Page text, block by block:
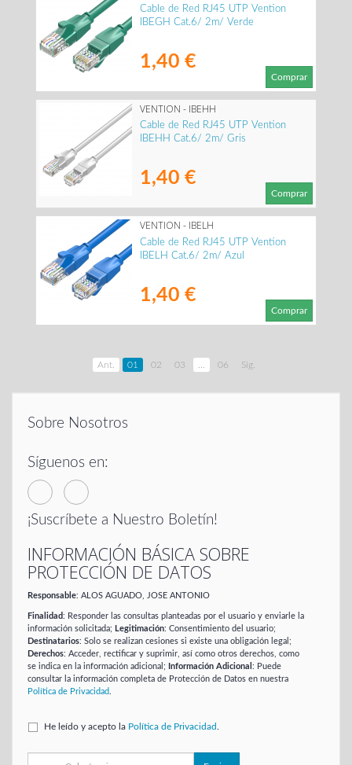
Cable de Red RJ45 UTP Vention
IBEGH Cat.6/ 2m/ Verde
1,40 €
Comprar
VENTION - IBEHH
Cable de Red RJ45 UTP Vention
IBEHH Cat.6/ 2m/ Gris
1,40 €
Comprar
VENTION - IBELH
Cable de Red RJ45 UTP Vention
IBELH Cat.6/ 2m/ Azul
1,40 €
Comprar
Ant. 01 02 03 06 Sig.
Sobre Nosotros
Síguenos en:
¡Suscríbete a Nuestro Boletín!
INFORMACIÓN BÁSICA SOBRE
PROTECCIÓN DE DATOS
Responsable: ALOS AGUADO, JOSE ANTONIO
Finalidad: Responder las consultas planteadas por el usuario y enviarle la
información solicitada; Legitimación: Consentimiento del usuario;
Destinatarios: Solo se realizan cesiones si existe una obligación legal;
Derechos: Acceder, rectificar y suprimir, así como otros derechos, como
se indica en la información adicional;
Información Adicional : Puede
consultar la información completa de Protección de Datos en nuestra
Política de Privacidad
He leído y acepto la Política de Privacidad